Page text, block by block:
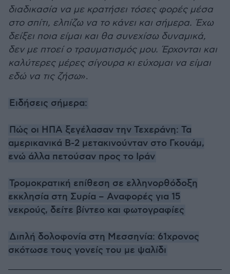
διαδικασία να με κρατήσει τόσες φορές μέσα
στο σπίτι, ελπίζω να το κάνει και σήμερα. Έχω
δείξει ποια είμαι και θα συνεχίσω δυναμικά,
δεν με πτοεί ο τραυματισμός μου. Έρχονται και
καλύτερες μέρες σίγουρα κι εύχομαι να είμαι
εδώ να τις ζήσω».
Ειδήσεις σήμερα:
Πώς οι ΗΠΑ ξεγέλασαν την Τεχεράνη: Τα
αμερικανικά B-2 μετακινούνταν στο Γκουάμ,
ενώ άλλα πετούσαν προς το Ιράν
Τρομοκρατική επίθεση σε ελληνορθόδοξη
εκκλησία στη Συρία – Αναφορές για 15
νεκρούς, δείτε βίντεο και φωτογραφίες
Διπλή δολοφονία στη Μεσσηνία: 61χρονος
σκότωσε τους γονείς του με ψαλίδι